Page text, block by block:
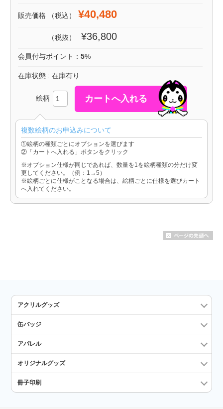
販売価格 （税込） ¥40,480
（税抜） ¥36,800
会員付与ポイント： 5%
在庫状態 : 在庫有り
絵柄
複数絵柄のお申込みについて
①絵柄の種類ごとにオプションを選びます
②「カートへ入れる」ボタンをクリック
※オプション仕様が同じであれば、数量を1を絵柄種類の分だけ変
更してください。（例：1→5）
※絵柄ごとに仕様がことなる場合は、絵柄ごとに仕様を選びカート
へ入れてください。
アクリルグッズ
缶バッジ
アパレル
オリジナルグッズ
冊子印刷